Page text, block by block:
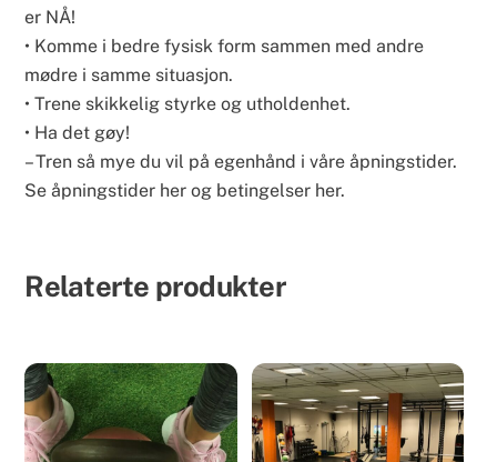
er NÅ!
• Komme i bedre fysisk form sammen med andre
mødre i samme situasjon.
• Trene skikkelig styrke og utholdenhet.
• Ha det gøy!
– Tren så mye du vil på egenhånd i våre åpningstider.
Seåpningstider her og betingelser her.
Relaterte produkter